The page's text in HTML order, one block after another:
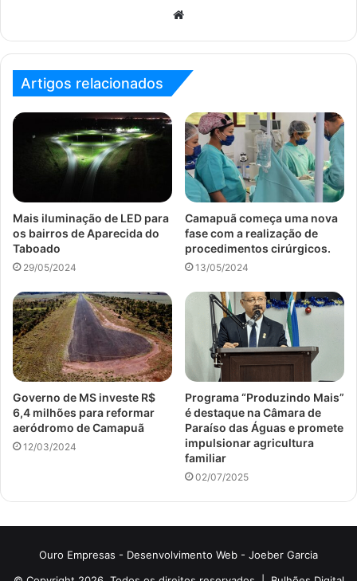
Website
Artigos relacionados
Mais iluminação de LED para
os bairros de Aparecida do
Taboado
29/05/2024
Camapuã começa uma nova
fase com a realização de
procedimentos cirúrgicos.
13/05/2024
Governo de MS investe R$
6,4 milhões para reformar
aeródromo de Camapuã
12/03/2024
Programa “Produzindo Mais”
é destaque na Câmara de
Paraíso das Águas e promete
impulsionar agricultura
familiar
02/07/2025
Ouro Empresas - Desenvolvimento Web - Joeber Garcia